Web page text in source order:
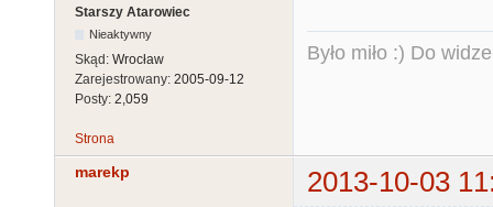
Starszy Atarowiec
Nieaktywny
Skąd: Wrocław
Zarejestrowany: 2005-09-12
Posty: 2,059
Było miło :) Do
Strona
marekp 2013-10-03